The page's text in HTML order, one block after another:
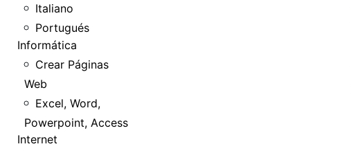
Italiano
Portugués
Informática
Crear Páginas
Web
Excel, Word,
Powerpoint, Access
Internet